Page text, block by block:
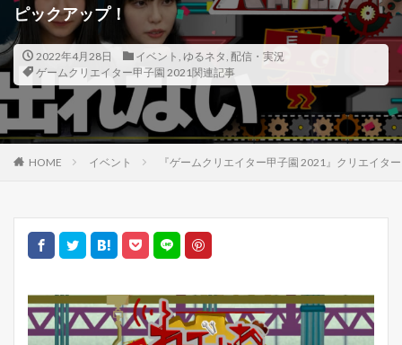
ピックアップ！
2022年4月28日 イベント , ゆるネタ, 配信・実況
ゲームクリエイター甲子園 2021関連記事
HOME イベント 『ゲームクリエイター甲子園 2021』クリエイタ